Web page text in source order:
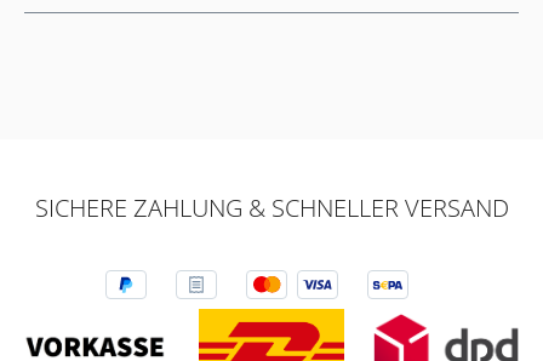
SICHERE ZAHLUNG & SCHNELLER VERSAND